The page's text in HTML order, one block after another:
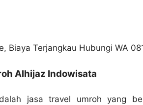
Alhijaz Indowisata
jasa travel umroh yang